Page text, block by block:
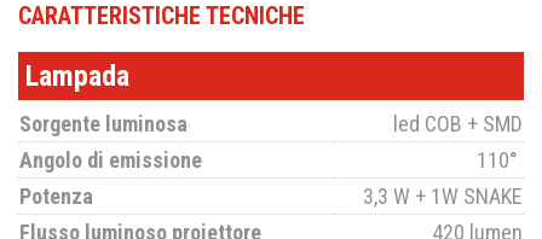
CARATTERISTICHE TECNICHE
Lampada
Sorgente luminosa
led COB + SMD
Angolo di emissione
110°
Potenza
3,3 W + 1W SNAKE
Flusso luminoso proiettore
420 lumen